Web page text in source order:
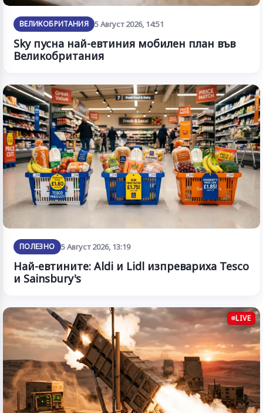
ВЕЛИКОБРИТАНИЯ 5 Август 2026, 14:51
Sky пусна най-евтиния мобилен план във
Великобритания
ПОЛЕЗНО 5 Август 2026, 13:19
Най-евтините: Aldi и Lidl изпревариха Tesco
и Sainsbury's
LIVE